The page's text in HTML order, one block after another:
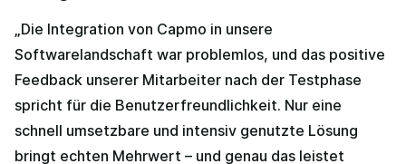
„Die Integration von Capmo in unsere
Softwarelandschaft war problemlos, und das positive
Feedback unserer Mitarbeiter nach der Testphase
spricht für die Benutzerfreundlichkeit. Nur eine
schnell umsetzbare und intensiv genutzte Lösung
bringt echten Mehrwert – und genau das leistet